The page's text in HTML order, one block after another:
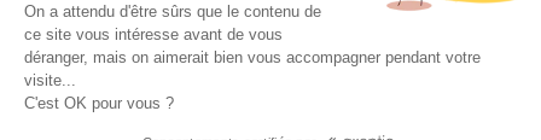
On a attendu d'être sûrs que le contenu de
ce site vous intéresse avant de vous
déranger, mais on aimerait bien vous accompagner pendant votre
visite...
C'est OK pour vous ?